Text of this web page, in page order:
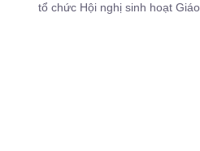
tổ chức Hội nghị sinh hoạt